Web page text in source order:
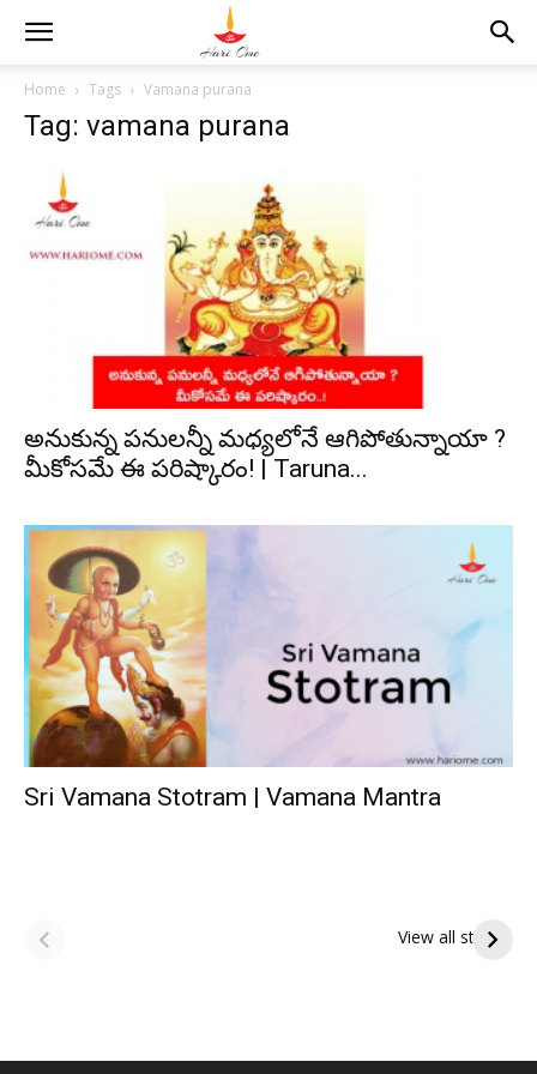
Home Tags Vamana purana
Tag: vamana purana
అనుకున్న పనులన్నీ మధ్యలోనే ఆగిపోతున్నాయా ?
మీకోసమే ఈ పరిష్కారం! | Taruna...
Sri Vamana Stotram | Vamana Mantra
View all stories
పితృదేవతల ఆశీర్వాదం
పొందే పవిత్ర రోజు
ఇంద్రకీలాద్రి గిరి ప్రదక్షిణ